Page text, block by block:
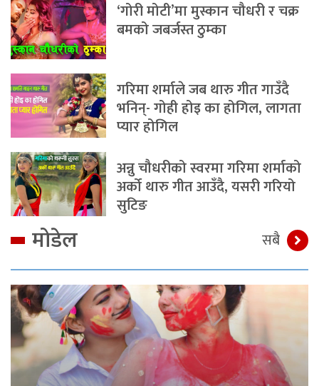
‘गोरी मोटी’मा मुस्कान चौधरी र चक्र
बमको जबर्जस्त ठुम्का
गरिमा शर्माले जब थारु गीत गाउँदै
भनिन्- गोही होइ का होगिल, लागता
प्यार होगिल
अन्नु चौधरीको स्वरमा गरिमा शर्माको
अर्को थारु गीत आउँदै, यसरी गरियो
सुटिङ
मोडेल सबै